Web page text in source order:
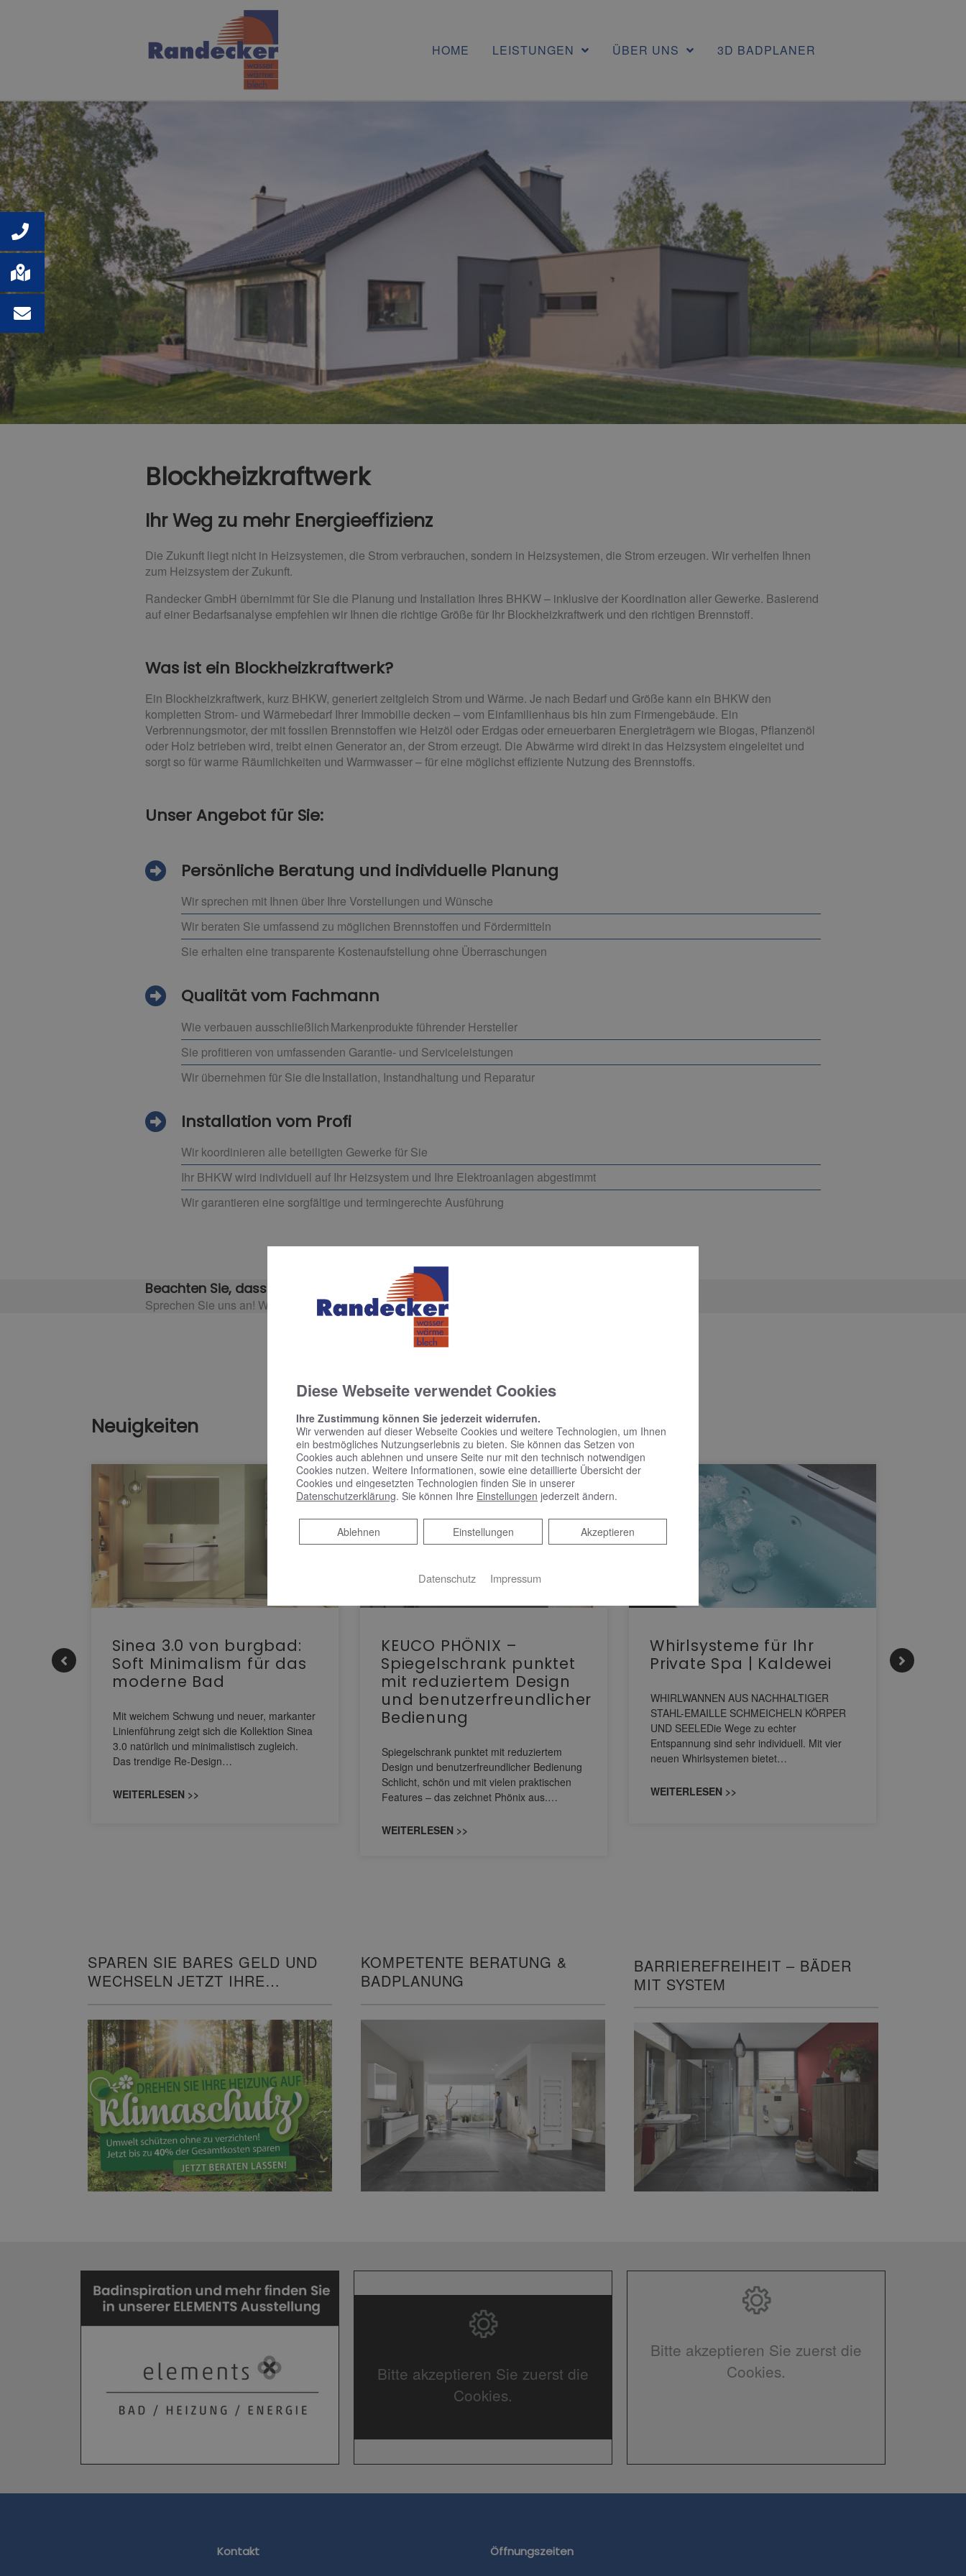
HOME LEISTUNGEN ÜBER UNS 3D BADPLANER
Blockheizkraftwerk
Ihr Weg zu mehr Energieeffizienz
Die Zukunft liegt nicht in Heizsystemen, die Strom verbrauchen, sondern in Heizsystemen, die Strom erzeugen. Wir verhelfen Ihnen
zum Heizsystem der Zukunft.
Randecker GmbH übernimmt für Sie die Planung und Installation Ihres BHKW – inklusive der Koordination aller Gewerke. Basierend
auf einer Bedarfsanalyse empfehlen wir Ihnen die richtige Größe für Ihr Blockheizkraftwerk und den richtigen Brennstoff.
Was ist ein Blockheizkraftwerk?
Ein Blockheizkraftwerk, kurz BHKW, generiert zeitgleich Strom und Wärme. Je nach Bedarf und Größe kann ein BHKW den
kompletten Strom- und Wärmebedarf Ihrer Immobilie decken – vom Einfamilienhaus bis hin zum Firmengebäude. Ein
Verbrennungsmotor, der mit fossilen Brennstoffen wie Heizöl oder Erdgas oder erneuerbaren Energieträgern wie Biogas, Pflanzenöl
oder Holz betrieben wird, treibt einen Generator an, der Strom erzeugt. Die Abwärme wird direkt in das Heizsystem eingeleitet und
sorgt so für warme Räumlichkeiten und Warmwasser – für eine möglichst effiziente Nutzung des Brennstoffs.
Unser Angebot für Sie:
Persönliche Beratung und individuelle Planung
Wir sprechen mit Ihnen über Ihre Vorstellungen und Wünsche
Wir beraten Sie umfassend zu möglichen Brennstoffen und Fördermitteln
Sie erhalten eine transparente Kostenaufstellung ohne Überraschungen
Qualität vom Fachmann
Wie verbauen ausschließlich Markenprodukte führender Hersteller
Sie profitieren von umfassenden Garantie- und Serviceleistungen
Wir übernehmen für Sie die Installation, Instandhaltung und Reparatur
Installation vom Profi
Wir koordinieren alle beteiligten Gewerke für Sie
Ihr BHKW wird individuell auf Ihr Heizsystem und Ihre Elektroanlagen abgestimmt
Wir garantieren eine sorgfältige und termingerechte Ausführung
Beachten Sie, dass es eventuell Fördermöglichkeiten gibt.
Sprechen Sie uns an! Wir informieren Sie.​
Neuigkeiten
Sinea 3.0 von burgbad:
Soft Minimalism für das
moderne Bad
Mit weichem Schwung und neuer, markanter
Linienführung zeigt sich die Kollektion Sinea
3.0 natürlich und minimalistisch zugleich.
Das trendige Re-Design…
WEITERLESEN >>
KEUCO PHÖNIX –
Spiegelschrank punktet
mit reduziertem Design
und benutzerfreundlicher
Bedienung
Spiegelschrank punktet mit reduziertem
Design und benutzerfreundlicher Bedienung
Schlicht, schön und mit vielen praktischen
Features – das zeichnet Phönix aus.…
WEITERLESEN >>
Whirlsysteme für Ihr
Private Spa | Kaldewei
WHIRLWANNEN AUS NACHHALTIGER
STAHL-EMAILLE SCHMEICHELN KÖRPER
UND SEELEDie Wege zu echter
Entspannung sind sehr individuell. Mit vier
neuen Whirlsystemen bietet…
WEITERLESEN >>
SPAREN SIE BARES GELD UND
WECHSELN JETZT IHRE
KOMPETENTE BERATUNG &
BADPLANUNG
BARRIEREFREIHEIT – BÄDER
MIT SYSTEM
Bitte akzeptieren Sie zuerst die
Cookies.
Bitte akzeptieren Sie zuerst die
Cookies.
Kontakt Öffnungszeiten
Diese Webseite verwendet Cookies
Ihre Zustimmung können Sie jederzeit widerrufen.
Wir verwenden auf dieser Webseite Cookies und weitere Technologien, um Ihnen
ein bestmögliches Nutzungserlebnis zu bieten. Sie können das Setzen von
Cookies auch ablehnen und unsere Seite nur mit den technisch notwendigen
Cookies nutzen. Weitere Informationen, sowie eine detaillierte Übersicht der
Cookies und eingesetzten Technologien finden Sie in unserer
Datenschutzerklärung. Sie können Ihre Einstellungen jederzeit ändern.
Akzeptieren
Einstellungen
Ablehnen
Ablehnen
Datenschutz Impressum